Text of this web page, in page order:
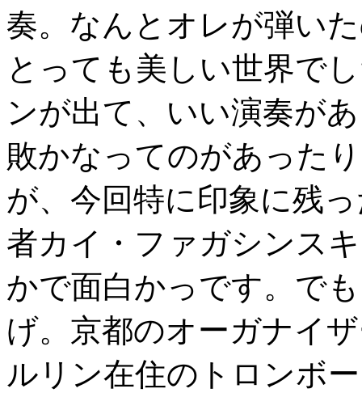
奏。なんとオレが弾い
とっても美しい世界で
ンが出て、いい演奏が
敗かなってのがあった
が、今回特に印象に残
者カイ・ファガシンス
かで面白かっです。で
げ。京都のオーガナイ
ルリン在住のトロンボ